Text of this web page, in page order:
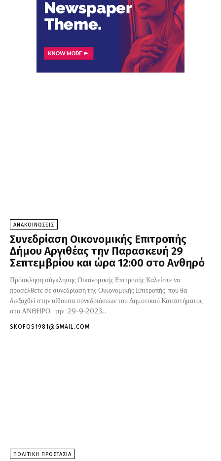
ΑΝΑΚΟΙΝΩΣΕΙΣ
Συνεδρίαση Οικονομικής Επιτροπής
Δήμου Αργιθέας την Παρασκευή 29
Σεπτεμβρίου και ώρα 12:00 στο Ανθηρό
Πρόσκληση σύγκλησης Οικονομικής Επιτροπής Καλείστε να
προσέλθετε σε συνεδρίαση της Οικονομικής Επιτροπής, που θα
διεξαχθεί στην αίθουσα συνεδριάσεων του Δημοτικού Καταστήματος
στο ΑΝΘΗΡΟ την 29-9-2023...
SKOFOS1981@GMAIL.COM
ΠΟΛΙΤΙΚΗ ΠΡΟΣΤΑΣΙΑ